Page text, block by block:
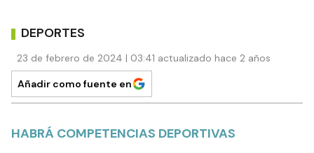
DEPORTES
23 de febrero de 2024 | 03:41 actualizado hace 2 años
Añadir como fuente en
HABRÁ COMPETENCIAS DEPORTIVAS